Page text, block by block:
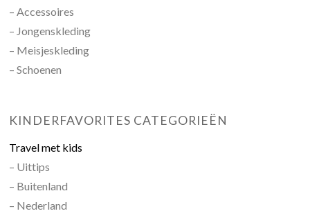
– Accessoires
– Jongenskleding
– Meisjeskleding
– Schoenen
KINDERFAVORITES CATEGORIEËN
Travel met kids
– Uittips
– Buitenland
– Nederland